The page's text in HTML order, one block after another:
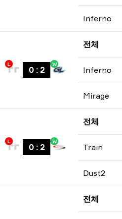
Inferno
L
0 : 2
W
전체
Inferno
Mirage
L
0 : 2
W
전체
Train
Dust2
전체